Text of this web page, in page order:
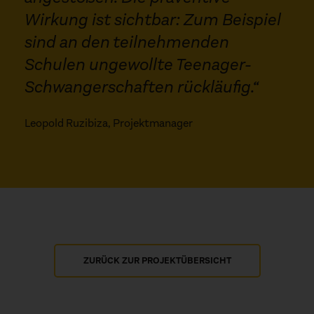
Wirkung ist sichtbar: Zum Beispiel
sind an den teilnehmenden
Schulen ungewollte Teenager-
Schwangerschaften rückläufig.“
Leopold Ruzibiza, Projektmanager
ZURÜCK ZUR PROJEKTÜBERSICHT